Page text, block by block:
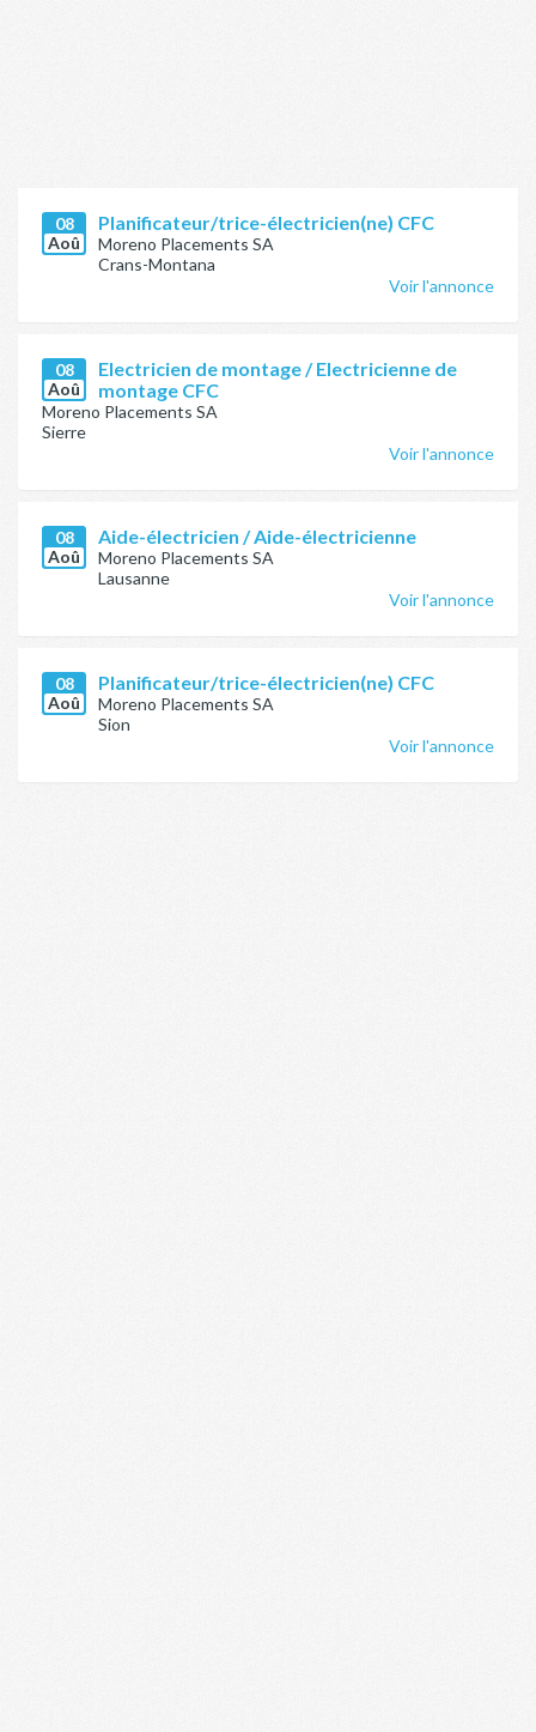
08
Aoû
Planificateur/trice-électricien(ne) CFC
Moreno Placements SA
Crans-Montana
Voir l'annonce
08
Aoû
Electricien de montage / Electricienne de
montage CFC
Moreno Placements SA
Sierre
Voir l'annonce
08
Aoû
Aide-électricien / Aide-électricienne
Moreno Placements SA
Lausanne
Voir l'annonce
08
Aoû
Planificateur/trice-électricien(ne) CFC
Moreno Placements SA
Sion
Voir l'annonce